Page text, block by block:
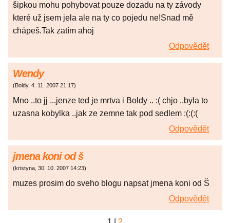
šipkou mohu pohybovat pouze dozadu na ty závody
které už jsem jela ale na ty co pojedu ne!Snad mě
chápeš.Tak zatím ahoj
Odpovědět
Wendy
(Boldy, 4. 11. 2007 21:17)
Mno ..to jj ...jenze ted je mrtva i Boldy .. :( chjo ..byla to
uzasna kobylka ..jak ze zemne tak pod sedlem :(:(:(
Odpovědět
jmena koni od š
(kristyna, 30. 10. 2007 14:23)
muzes prosim do sveho blogu napsat jmena koni od Š
Odpovědět